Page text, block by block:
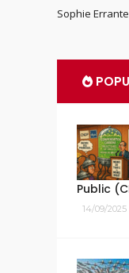
Sophie Errante
Public
14/09/2025